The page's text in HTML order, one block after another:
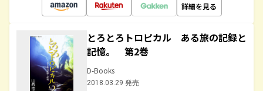
詳細を見る
とろとろトロピカル ある旅の記録と
記憶。 第2巻
D-Books
2018.03.29 発売